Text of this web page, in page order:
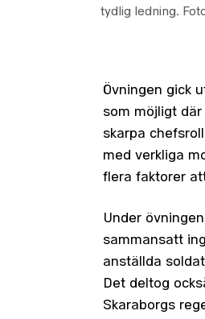
tydlig ledning.
Övningen gick
som möjligt
skarpa
med verkliga
flera faktorer
Under
sammansatt
anställda
Det deltog
Skaraborgs